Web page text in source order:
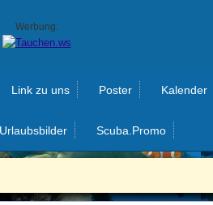
Werbung:
Link zu uns Poster Kalender
Urlaubsbilder Scuba.Promo